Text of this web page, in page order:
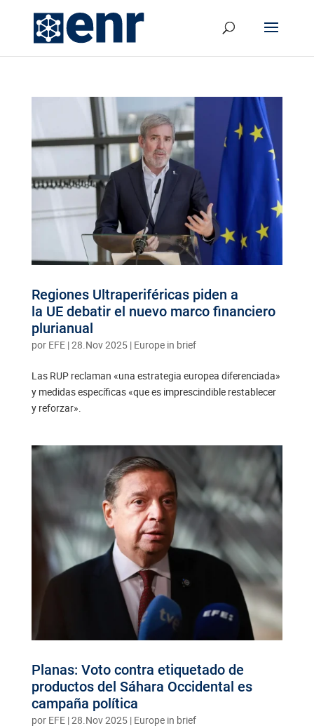
Regiones Ultraperiféricas piden a
la UE debatir el nuevo marco financiero
plurianual
por EFE|28.Nov 2025| Europe in brief
Las RUP reclaman «una estrategia europea diferenciada»
y medidas específicas «que es imprescindible restablecer
y reforzar».
Planas: Voto contra etiquetado de
productos del Sáhara Occidental es
campaña política
por EFE|28.Nov 2025| Europe in brief